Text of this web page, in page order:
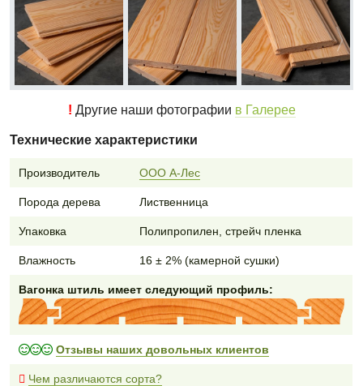
! Другие наши фотографии в Галерее
Технические характеристики
Производитель ООО А-Лес
Порода дерева Лиственница
Упаковка Полипропилен, стрейч пленка
Влажность 16 ± 2% (камерной сушки)
Вагонка штиль имеет следующий профиль:
Отзывы наших довольных клиентов
Чем различаются сорта?